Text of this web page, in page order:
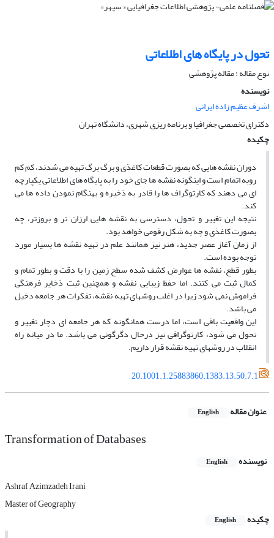
تحول در پایگاه ‏هاى اطلاعاتى
نوع مقاله : مقاله پژوهشی
نویسنده
اشرف عظیم زاده ایرانی
دکترای تخصصی جغرافیا و برنامه ریزی شهری، دانشگاه تهران
چکیده
دوران نقشه‏ هایى که بصورت قطعات کاغذى و برگ برگ تهیه مى‏ شدند، کم ‏کم
روبه اتمام است و اینگونه نقشه‏ ها جاى خود را به پایگاه هاى اطلاعاتى یکپارچه‏
اى مى‏ دهند که کارتوگراف ها را قادر به ذخیره و بهنگام نمودن داده‏ ها مى‏
کند.
نتیجه این تغییر و تحول، دسترسى به نقشه‏ هایى ارزان‏ تر و بروزتر، چه
بصورت کاغذى و چه به شکل رقومى خواهد بود.
از زمان آغاز عصر جدید، هنر نیز همانند علم در تهیه نقشه‏ ها بسیار مورد
توجه بوده است.
بطور قطع، نقشه‏ ها عوارض کشف شده سطح زمین را با دقت و بطور تمام و
کمال ثبت مى‏ کنند. اما حفظ زیبایى نقشه و همچنین ثبت ذخایر فرهنگى
فراموش نمى‏ شود زیرا در اغلب روشهاى تهیه نقشه، تفکرات هر جامعه دخیل
مى ‏باشد.
این واقعیت باقى است، اما درست همانگونه که هر جامعه‏ اى دچار تغییر و
تحول مى‏ شود، کارتوگرافى نیز درحال دگرگونى مى‏ باشد. ما در میانه راه
انقلاب در روشهاى تهیه نقشه قرار داریم.
20.1001.1.25883860.1383.13.50.7.1
عنوان مقاله English
Transformation of Databases
نویسنده English
Ashraf Azimzadeh Irani
Master of Geography
چکیده
English